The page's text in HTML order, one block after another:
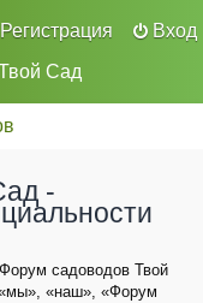
Вход
Регистрация
Сад
-
садоводов Твой
«наш», «Форум